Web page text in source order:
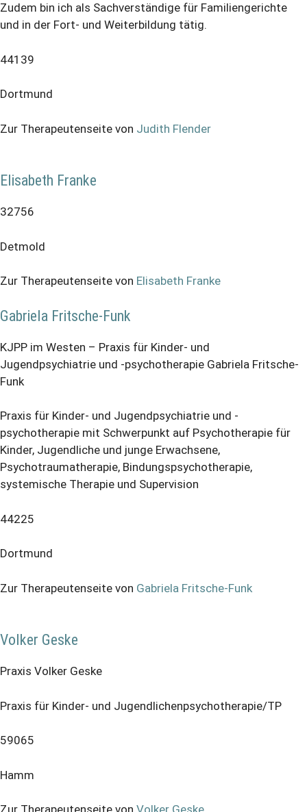
Zudem bin ich als Sachverständige für Familiengerichte
und in der Fort- und Weiterbildung tätig.
44139
Dortmund
Zur Therapeutenseite von Judith Flender
Elisabeth Franke
32756
Detmold
Zur Therapeutenseite von Elisabeth Franke
Gabriela Fritsche-Funk
KJPP im Westen – Praxis für Kinder- und
Jugendpsychiatrie und -psychotherapie Gabriela Fritsche-
Funk
Praxis für Kinder- und Jugendpsychiatrie und -
psychotherapie mit Schwerpunkt auf Psychotherapie für
Kinder, Jugendliche und junge Erwachsene,
Psychotraumatherapie, Bindungspsychotherapie,
systemische Therapie und Supervision
44225
Dortmund
Zur Therapeutenseite von Gabriela Fritsche-Funk
Volker Geske
Praxis Volker Geske
Praxis für Kinder- und Jugendlichenpsychotherapie/TP
59065
Hamm
Zur Therapeutenseite von Volker Geske